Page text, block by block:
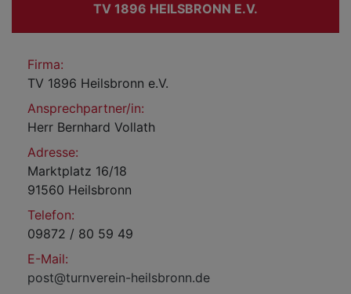
TV 1896 HEILSBRONN E.V.
Firma:
TV 1896 Heilsbronn e.V.
Ansprechpartner/in:
Herr Bernhard Vollath
Adresse:
Marktplatz 16/18
91560 Heilsbronn
Telefon:
09872 / 80 59 49
E-Mail:
post@turnverein-heilsbronn.de